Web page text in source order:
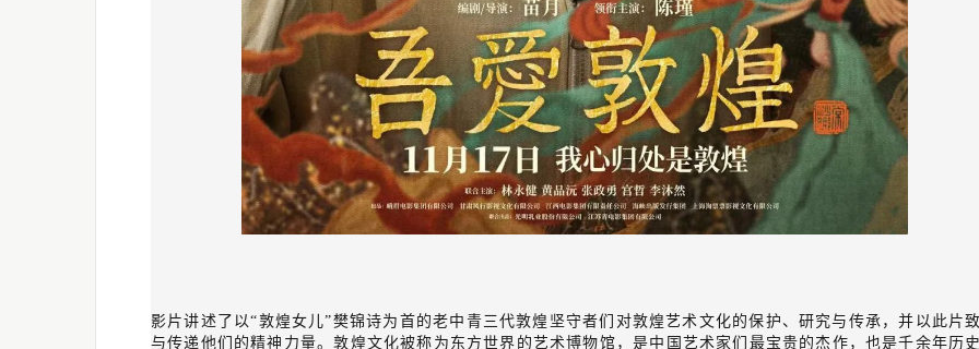
影片讲述了以“敦煌女儿”樊锦诗为首的老中青三代敦煌坚守者们对敦煌艺术文化的保护、研究与传承，并以此片
与传递他们的精神力量。敦煌文化被称为东方世界的艺术博物馆，是中国艺术家们最宝贵的杰作，也是千余年历